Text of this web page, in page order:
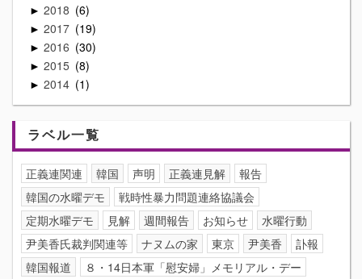
► 2018 6
► 2017 19
► 2016 30
► 2015 8
► 2014 1
ラベル一覧
正義連関連 韓国 声明 正義連見解
報告
韓国の水曜デモ
戦時性暴力問題連絡協議会
定期水曜デモ
見解 週間報告 お知らせ
水曜行動
尹美香氏裁判関連等
ナヌムの家 東京 尹美香
訃報
韓国報道
８・14日本軍「慰安婦」メモリアル・デー